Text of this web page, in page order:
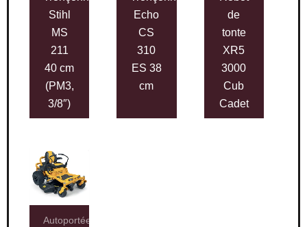
Stihl
MS
211
40 cm
(PM3,
3/8″)
Echo
CS
310
ES 38
cm
de
tonte
XR5
3000
Cub
Cadet
Autoportées